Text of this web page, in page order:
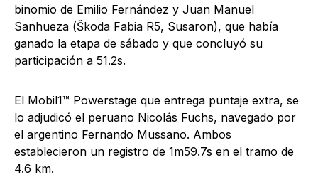
binomio de Emilio Fernández y Juan Manuel
Sanhueza (Škoda Fabia R5, Susaron), que había
ganado la etapa de sábado y que concluyó su
participación a 51.2s.
El Mobil1™ Powerstage que entrega puntaje extra, se
lo adjudicó el peruano Nicolás Fuchs, navegado por
el argentino Fernando Mussano. Ambos
establecieron un registro de 1m59.7s en el tramo de
4.6 km.